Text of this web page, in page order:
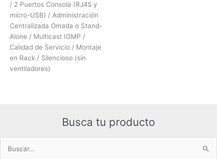
/ 2 Puertos Consola (RJ45 y
micro-USB) / Administración
Centralizada Omada o Stand-
Alone / Multicast IGMP /
Calidad de Servicio / Montaje
en Rack / Silencioso (sin
ventiladores)
Busca tu producto
Buscar